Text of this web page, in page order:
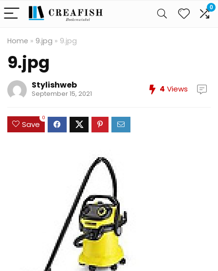
0
Home » 9.jpg » 9.jpg
9.jpg
Stylishweb
September 15, 2021 4 Views
Save
0